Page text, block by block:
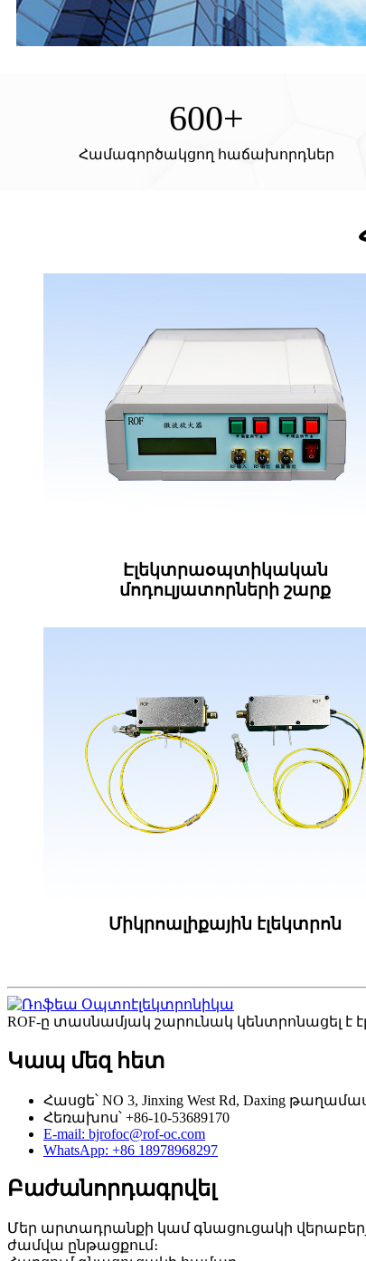
600+
Համագործակցող հաճախորդներ
Էլեկտրաօպտիկական
մոդուլյատորների շարք
Միկրոալիքային էլեկտրոն
ROF-ը տասնամյակ շարունակ կենտրոնացել
Կապ մեզ հետ
Հասցե՝ NO 3, Jinxing West Rd, Daxing
Հեռախոս՝ +86-10-53689170
E-mail: bjrofoc@rof-oc.com
WhatsApp: +86 18978968297
Բաժանորդագրվել
Մեր արտադրանքի կամ գնացուցակի
ժամվա ընթացքում։